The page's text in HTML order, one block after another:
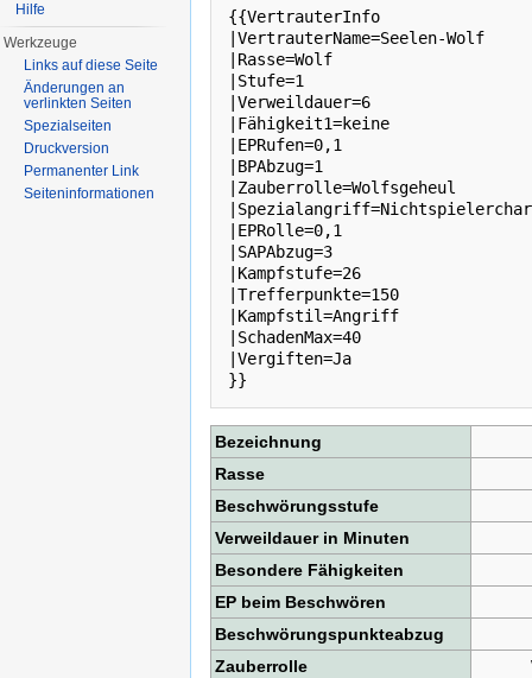
{{VertrauterInfo
|VertrauterName=Seelen-Wolf
|Rasse=Wolf
|Stufe=1
|Verweildauer=6
|Fähigkeit1=keine
|EPRufen=0,1
|BPAbzug=1
|Zauberrolle=Wolfsgeheul
|EPRolle=0,1
|SAPAbzug=3
|Kampfstufe=26
|Trefferpunkte=150
|Kampfstil=Angriff
|SchadenMax=40
|Vergiften=Ja
Bezeichnung
Rasse
Beschwörungsstufe
Verweildauer in Minuten
Besondere Fähigkeiten
EP beim Beschwören
Beschwörungspunkteabzug
Zauberrolle
Hilfe
Werkzeuge
Links auf diese Seite
Änderungen an
verlinkten Seiten
Spezialseiten
Druckversion
Permanenter Link
Seiteninformationen